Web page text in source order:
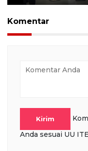
Play
Komentar
Kirim
Anda sesuai UU